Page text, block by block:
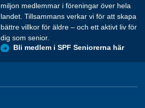
miljon medlemmar i föreningar över hela
landet. Tillsammans verkar vi för att skapa
bättre villkor för äldre – och ett aktivt liv för
dig som senior.
Bli medlem i SPF Seniorerna här